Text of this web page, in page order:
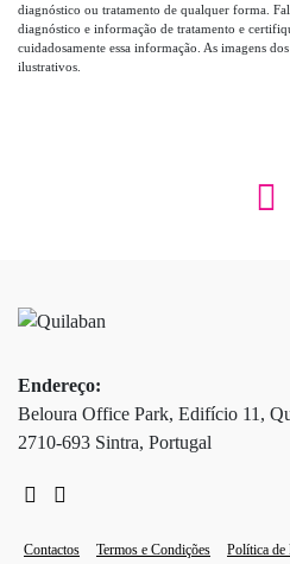
diagnóstico ou tratamento de qualquer forma.
diagnóstico e informação de tratamento e
cuidadosamente essa informação. As imagens
ilustrativos.
Endereço:
Beloura Office Park, Edifício 11,
2710-693 Sintra, Portugal
Contactos Termos e Condições Política de